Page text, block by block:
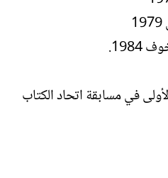
في مسابقة اتحاد الكتاب